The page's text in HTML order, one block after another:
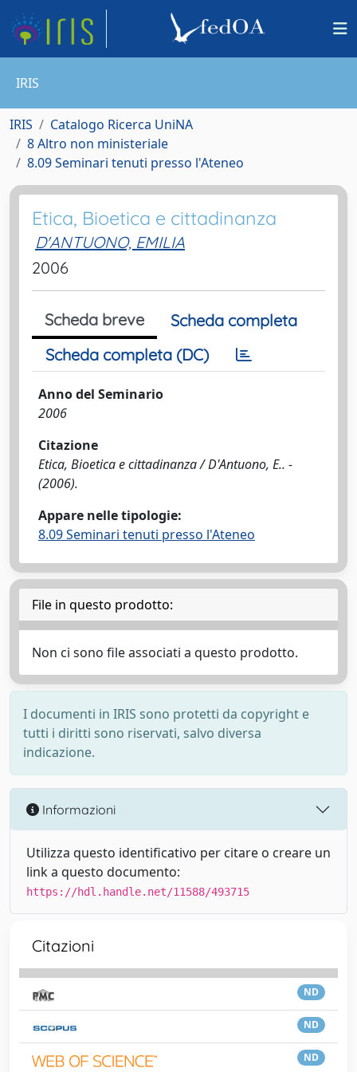
IRIS
IRIS
Catalogo Ricerca UniNA
8 Altro non ministeriale
8.09 Seminari tenuti presso l'Ateneo
Etica, Bioetica e cittadinanza
D'ANTUONO, EMILIA
2006
Scheda breve
Scheda completa
Scheda completa (DC)
Anno del Seminario
2006
Citazione
Etica, Bioetica e cittadinanza / D'Antuono, E.. -
(2006).
Appare nelle tipologie:
8.09 Seminari tenuti presso l'Ateneo
File in questo prodotto:
Non ci sono file associati a questo prodotto.
I documenti in IRIS sono protetti da copyright e
tutti i diritti sono riservati, salvo diversa
indicazione.
Informazioni
Utilizza questo identificativo per citare o creare un
link a questo documento:
https://hdl.handle.net/11588/493715
Citazioni
ND
ND
ND